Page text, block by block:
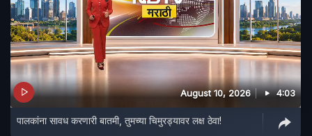
August 10, 2026 4:03
पालकांना सावध करणारी बातमी, तुमच्या चिमुरड्यावर लक्ष ठेवा!